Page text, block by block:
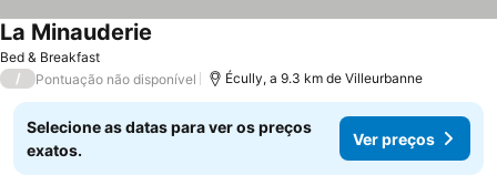
Bed & Breakfast
La Minauderie
/ Pontuação não disponível Écully, a 9.3 km de Villeurbanne
Selecione as datas para ver os preços
exatos.
Ver preços